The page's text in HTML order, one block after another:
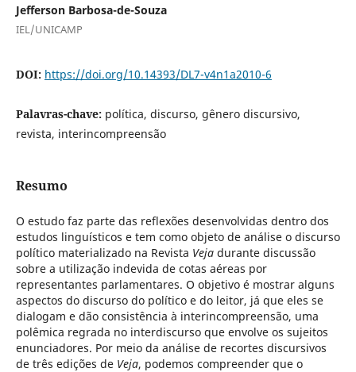
Jefferson Barbosa-de-Souza
IEL/UNICAMP
DOI: https://doi.org/10.14393/DL7-v4n1a2010-6
Palavras-chave: política, discurso, gênero discursivo,
revista, interincompreensão
Resumo
O estudo faz parte das reflexões desenvolvidas dentro dos
estudos linguísticos e tem como objeto de análise o discurso
político materializado na Revista Vejadurante discussão
sobre a utilização indevida de cotas aéreas por
representantes parlamentares. O objetivo é mostrar alguns
aspectos do discurso do político e do leitor, já que eles se
dialogam e dão consistência à interincompreensão, uma
polêmica regrada no interdiscurso que envolve os sujeitos
enunciadores. Por meio da análise de recortes discursivos
de três edições de Veja, podemos compreender que o